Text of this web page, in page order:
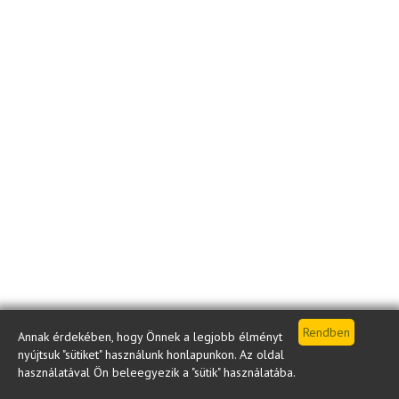
Annak érdekében, hogy Önnek a legjobb élményt
nyújtsuk "sütiket" használunk honlapunkon. Az oldal
használatával Ön beleegyezik a "sütik" használatába.